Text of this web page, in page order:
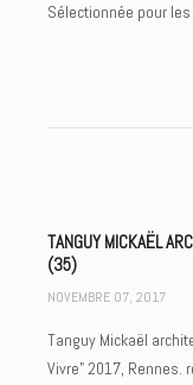
Sélectionnée pour
TANGUY MICKAËL
(35)
NOVEMBRE 07, 2017
Tanguy Mickaël
Vivre" 2017, Rennes.